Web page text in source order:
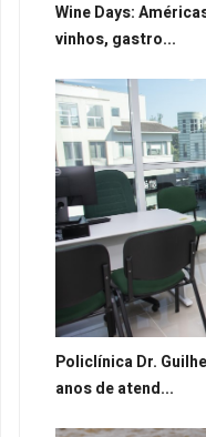
Wine Days:
vinhos, gastro...
Policlínica Dr.
anos de atend...